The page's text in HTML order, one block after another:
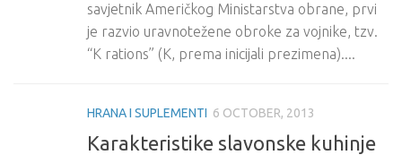
savjetnik Američkog Ministarstva obrane, prvi
je razvio uravnotežene obroke za vojnike, tzv.
“K rations” (K, prema inicijali prezimena)....
HRANA I SUPLEMENTI 6 OCTOBER, 2013
Karakteristike slavonske kuhinje